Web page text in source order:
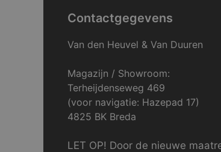
Contactgegevens
Van den Heuvel & Van Duuren
Magazijn / Showroom:
Terheijdenseweg 469
(voor navigatie: Hazepad 17)
4825 BK Breda
LET OP! Door de nieuwe